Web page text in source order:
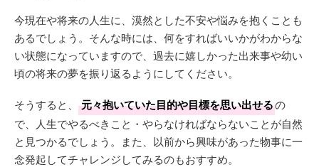
今現在や将来の人生に、漠然とした不安や悩みを抱くことも
あるでしょう。そんな時には、何をすればいいかがわからな
い状態になっていますので、過去に嬉しかった出来事や幼い
頃の将来の夢を振り返るようにしてください。
そうすると、 元々抱いていた目的や目標を思い出せるの
で、人生でやるべきこと・やらなければならないことが自然
と見つかるでしょう。また、以前から興味があった物事に一
念発起してチャレンジしてみるのもおすすめ。